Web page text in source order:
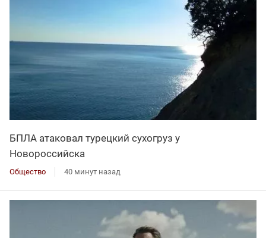
БПЛА атаковал турецкий сухогруз у
Новороссийска
Общество 40 минут назад